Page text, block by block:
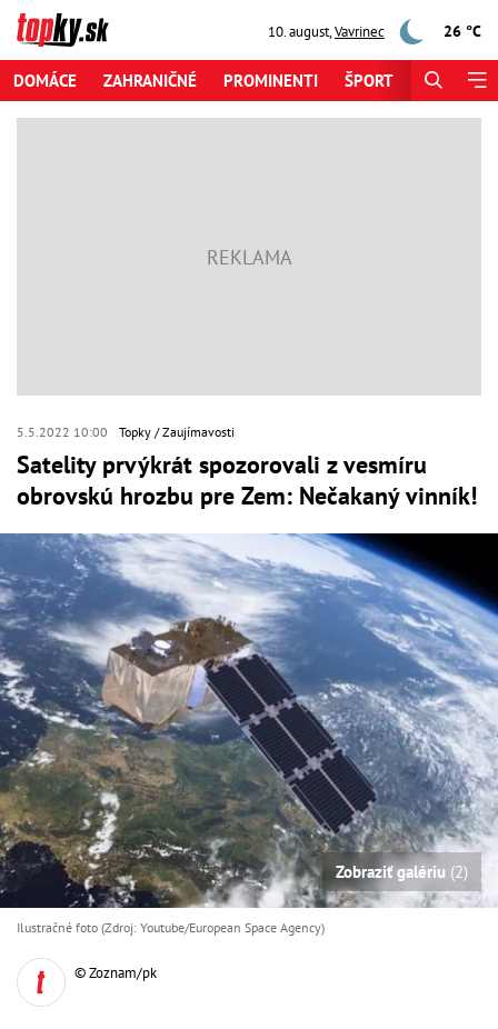
10. august,Vavrinec 26 °C
DOMÁCE ZAHRANIČNÉ PROMINENTI ŠPORT
5.5.2022 10:00 Topky Zaujímavosti
Satelity prvýkrát spozorovali z vesmíru
obrovskú hrozbu pre Zem: Nečakaný vinník!
Zobraziť galériu (2)
Ilustračné foto (Zdroj: Youtube/European Space Agency)
© Zoznam/pk